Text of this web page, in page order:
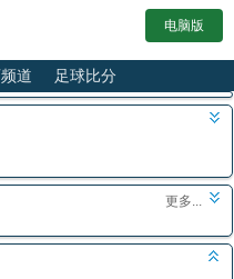
电脑版
道 足球比分
更多...